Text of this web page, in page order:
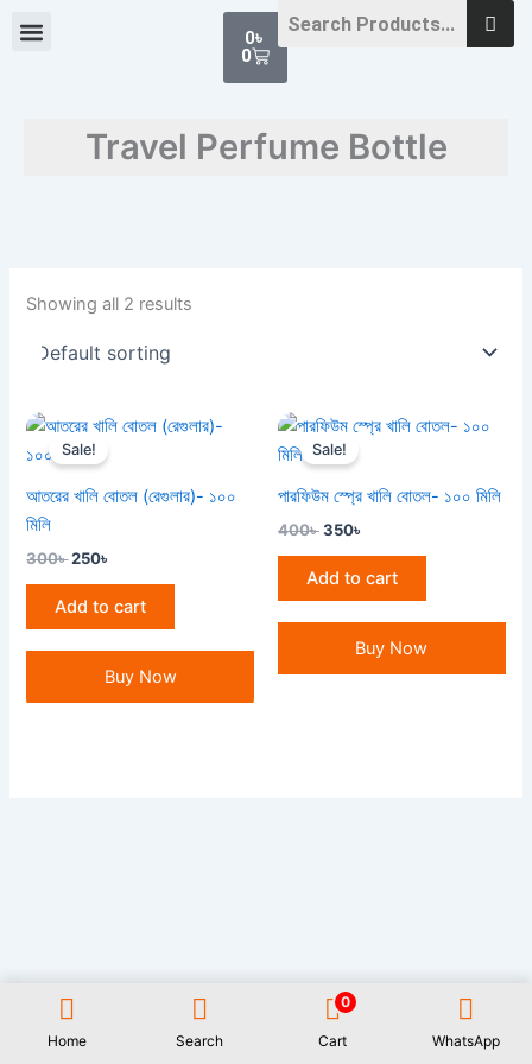
0৳
0
Cart
Travel Perfume Bottle
Showing all 2 results
Sale!
আতরের খালি বোতল (রেগুলার)- ১০০
মিলি
300৳
Original
price
was:
250৳
Current
Add to cart
Buy Now
Sale!
পারফিউম স্প্রে খালি বোতল- ১০০ মিলি
400৳
Original
price
was:
350৳
Current
price
Add to cart
Buy Now
All Rights Reserved GAUWAL | Address: 17/1, Monipuripara, Sangshad
Avenue, Dhaka- 1215 | 01977722531 | Designed and Developed by
Home Search
0
Cart WhatsApp